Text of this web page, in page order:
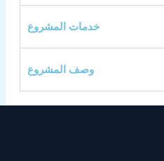
خدمات المشروع
وصف المشروع